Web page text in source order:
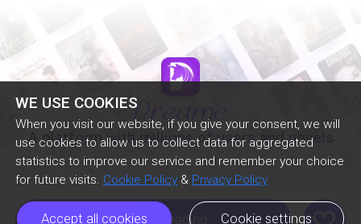
WE USE COOKIES
When you visit our website, if you give your consent, we will
use cookies to allow us to collect data for aggregated
statistics to improve our service and remember your choice
for future visits. Cookie Policy & Privacy Policy
Accept all cookies Cookie settings
A platform with millions of users and novels
Continue Reading